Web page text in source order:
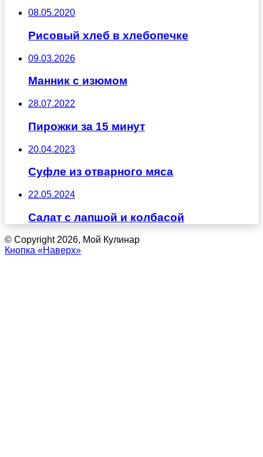
08.05.2020
Рисовый хлеб в хлебопечке
09.03.2026
Манник с изюмом
28.07.2022
Пирожки за 15 минут
20.04.2023
Суфле из отварного мяса
22.05.2024
Салат с лапшой и колбасой
© Copyright 2026, Мой Кулинар
Кнопка «Наверх»